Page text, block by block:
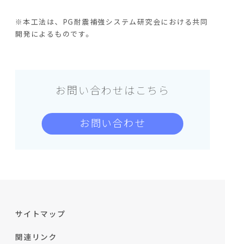
※本工法は、PG耐震補強システム研究会における共同
開発によるものです。
お問い合わせはこちら
お問い合わせ
サイトマップ
関連リンク